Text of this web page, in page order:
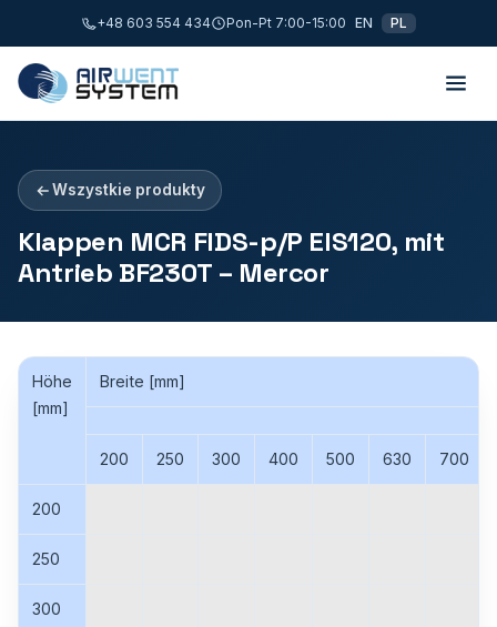
+48 603 554 434 Pon-Pt 7:00-15:00 EN PL
Wszystkie produkty
Klappen MCR FIDS-p/P EIS120, mit
Antrieb BF230T – Mercor
Höhe
[mm]
Breite [mm]
200 250 300 400 500 630 700
200
250
300